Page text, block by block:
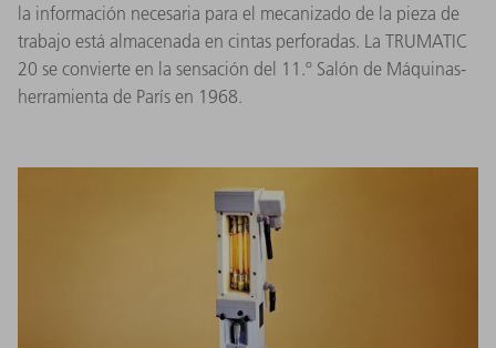
la información necesaria para el mecanizado de la pieza de
trabajo está almacenada en cintas perforadas. La TRUMATIC
20 se convierte en la sensación del 11.º Salón de Máquinas-
herramienta de París en 1968.